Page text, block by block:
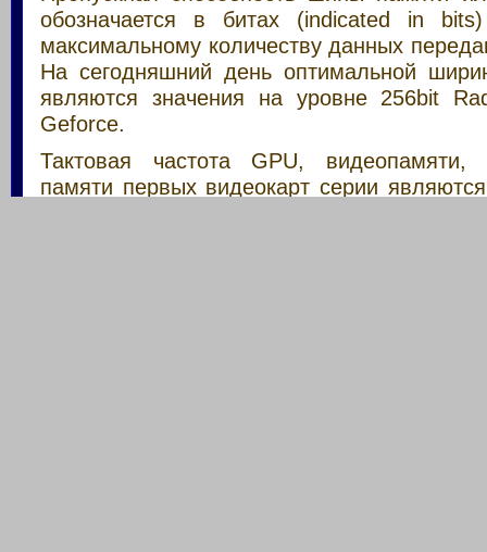
обозначается в битах (indicated in bits)
максимальному количеству данных
На сегодняшний день оптимальной
являются значения на уровне 256bit
Geforce.
Тактовая частота GPU, видеопамяти,
памяти первых видеокарт серии